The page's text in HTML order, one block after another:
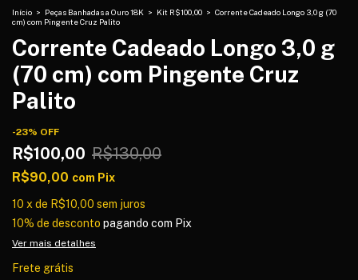
Início > Peças Banhadas a Ouro 18K > Kit R$100,00 > Corrente Cadeado Longo 3,0 g (70
cm) com Pingente Cruz Palito
Corrente Cadeado Longo 3,0 g
(70 cm) com Pingente Cruz
Palito
-23% OFF
R$100,00 R$130,00
R$90,00 com Pix
10 xde R$10,00 sem juros
10% de desconto pagando com Pix
Ver mais detalhes
Frete grátis